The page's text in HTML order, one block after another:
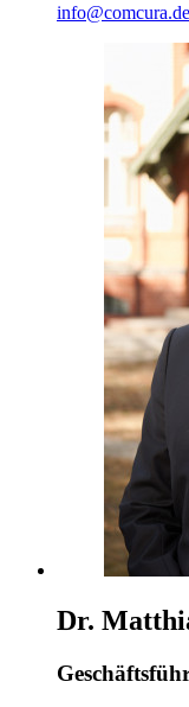
info@comcura.de
Dr.